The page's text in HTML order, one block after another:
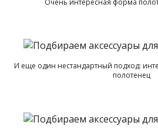
И еще один нестандартный подход:
полотенец